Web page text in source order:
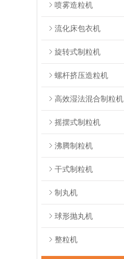
喷雾造粒机
流化床包衣机
旋转式制粒机
螺杆挤压造粒机
高效湿法混合制粒机
摇摆式制粒机
沸腾制粒机
干式制粒机
制丸机
球形抛丸机
整粒机